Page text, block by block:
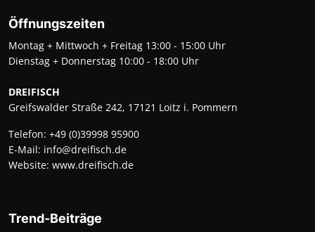
Öffnungszeiten
Montag + Mittwoch + Freitag 13:00 - 15:00 Uhr
Dienstag + Donnerstag 10:00 - 18:00 Uhr
DREIFISCH
Greifswalder Straße 242, 17121 Loitz i. Pommern
Telefon: +49 (0)39998 95900
E-Mail: info@dreifisch.de
Website: www.dreifisch.de
Trend-Beiträge